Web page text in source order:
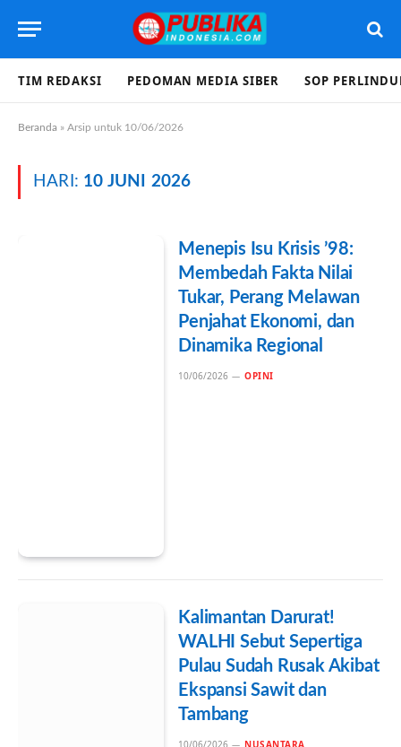
TIM REDAKSI PEDOMAN MEDIA SIBER SOP
Beranda » Arsip untuk 10/06/2026
HARI: 10 JUNI 2026
Menepis Isu Krisis ’98:
Membedah Fakta Nilai
Tukar, Perang Melawan
Penjahat Ekonomi, dan
Dinamika Regional
10/06/2026 OPINI
Kalimantan Darurat!
WALHI Sebut Sepertiga
Pulau Sudah Rusak Akibat
Ekspansi Sawit dan
Tambang
10/06/2026 NUSANTARA